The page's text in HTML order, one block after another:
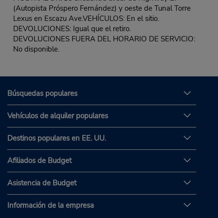
(Autopista Próspero Fernández) y oeste de Tunal Torre
Lexus en Escazu Ave.VEHÍCULOS: En el sitio.
DEVOLUCIONES: Igual que el retiro.
DEVOLUCIONES FUERA DEL HORARIO DE SERVICIO:
No disponible.
Búsquedas populares
Vehículos de alquiler populares
Destinos populares en EE. UU.
Afiliados de Budget
Asistencia de Budget
Información de la empresa